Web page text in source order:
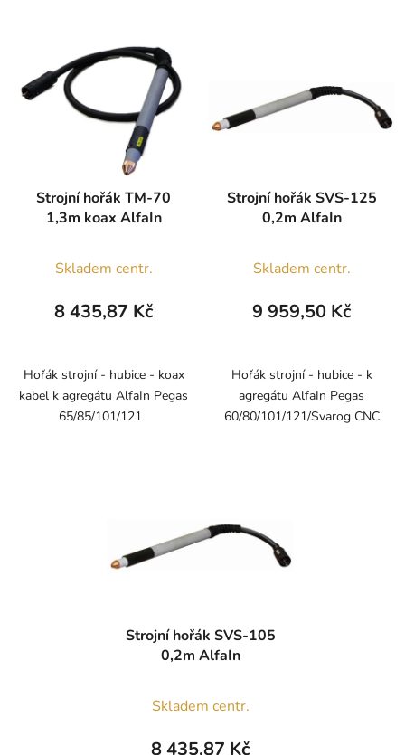
Strojní hořák TM-70
1,3m koax AlfaIn
Skladem centr.
8 435,87 Kč
Hořák strojní - hubice - koax
kabel k agregátu AlfaIn Pegas
65/85/101/121
Strojní hořák SVS-125
0,2m AlfaIn
Skladem centr.
9 959,50 Kč
Hořák strojní - hubice - k
agregátu AlfaIn Pegas
60/80/101/121/Svarog CNC
Strojní hořák SVS-105
0,2m AlfaIn
Skladem centr.
8 435,87 Kč